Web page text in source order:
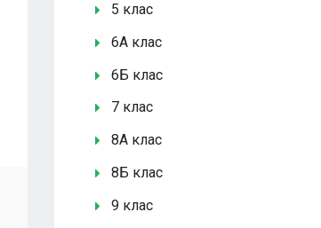
5 клас
6А клас
6Б клас
7 клас
8А клас
8Б клас
9 клас